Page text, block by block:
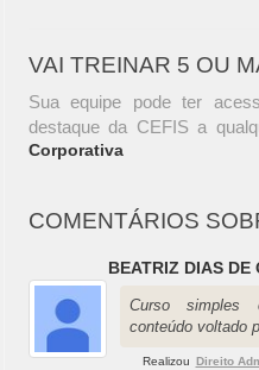
VAI TREINAR 5 OU
Sua equipe pode ter
destaque da CEFIS a
Corporativa
COMENTÁRIOS
BEATRIZ DIAS DE
Curso simples
conteúdo voltado
Realizou Direito